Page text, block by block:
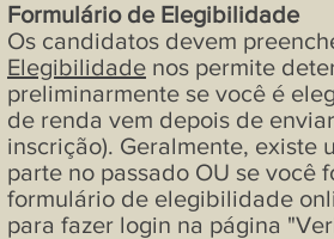
Formulário de Elegibilidade
Os candidatos devem
Elegibilidade nos permite
preliminarmente se você é
de renda vem depois de
inscrição). Geralmente, existe
parte no passado OU se você
formulário de elegibilidade
para fazer login na página